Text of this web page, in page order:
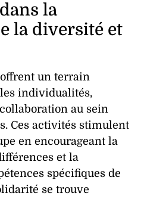
la
la diversité et
offrent un terrain
les individualités,
au sein
Ces activités stimulent
en encourageant la
et la
spécifiques de
se trouve